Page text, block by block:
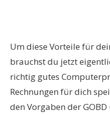
Um diese Vorteile für
brauchst du jetzt
richtig gutes
Rechnungen für dich
den Vorgaben der